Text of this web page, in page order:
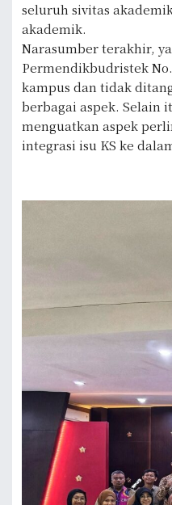
seluruh sivitas
akademik.
Narasumber terakhir,
Permendikbudristek
kampus dan tidak
berbagai aspek. Selain
menguatkan aspek
integrasi isu KS ke